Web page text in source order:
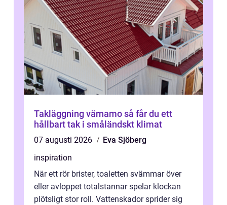
Takläggning värnamo så får du ett
hållbart tak i småländskt klimat
07 augusti 2026
Eva Sjöberg
inspiration
När ett rör brister, toaletten svämmar över
eller avloppet totalstannar spelar klockan
plötsligt stor roll. Vattenskador sprider sig